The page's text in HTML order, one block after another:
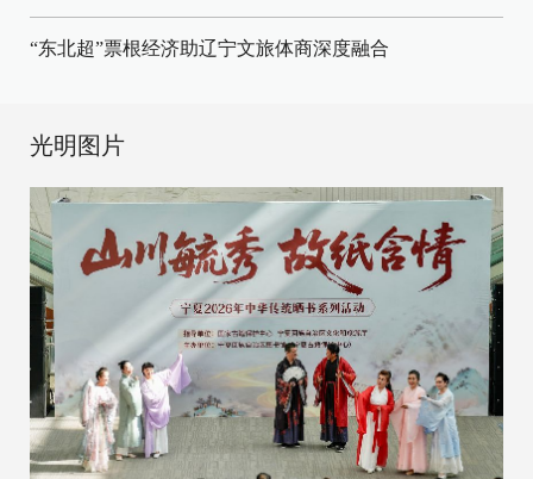
“东北超”票根经济助辽宁文旅体商深度融合
光明图片